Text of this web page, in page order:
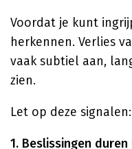
Voordat je kunt
herkennen. Verlies
vaak subtiel aan,
zien.
Let op deze signalen:
1. Beslissingen duren